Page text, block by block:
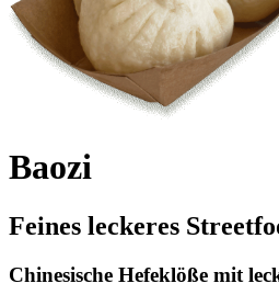
Baozi
Feines leckeres
Chinesische Hefeklöße mit